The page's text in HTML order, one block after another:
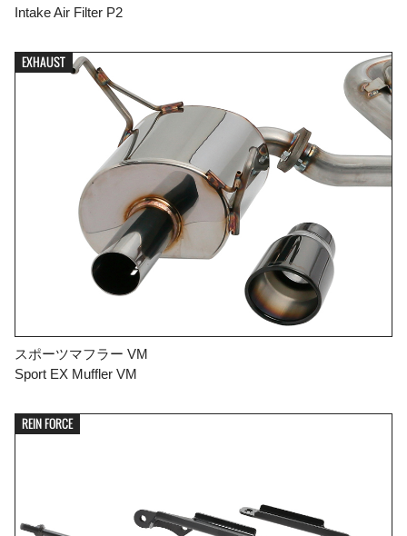
Intake Air Filter P2
EXHAUST
スポーツマフラー VM
Sport EX Muffler VM
REIN FORCE